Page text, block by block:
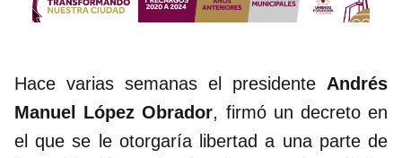
Hace varias semanas el presidente Andrés
Manuel López Obrador, firmó un decreto en
el que se le otorgaría libertad a una parte de